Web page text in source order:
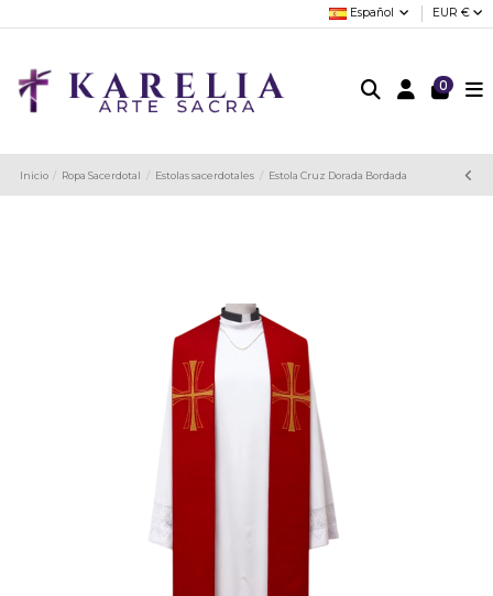
Español EUR €
0
Inicio Ropa Sacerdotal Estolas sacerdotales Estola Cruz Dorada Bordada